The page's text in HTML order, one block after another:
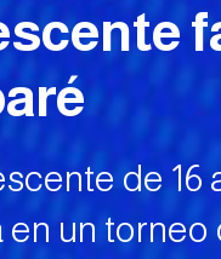
de 16
un torneo